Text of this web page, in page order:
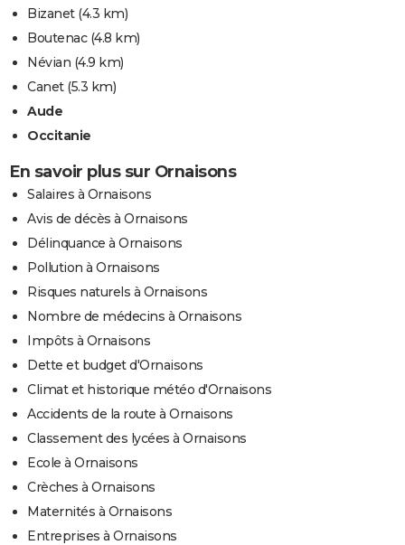
Bizanet(4.3 km)
Boutenac(4.8 km)
Névian (4.9 km)
Canet(5.3 km)
Aude
Occitanie
En savoir plus sur Ornaisons
Salaires à Ornaisons
Avis de décès à Ornaisons
Délinquance à Ornaisons
Pollution à Ornaisons
Risques naturels à Ornaisons
Nombre de médecins à Ornaisons
Impôts à Ornaisons
Dette et budget d'Ornaisons
Climat et historique météo d'Ornaisons
Accidents de la route à Ornaisons
Classement des lycées à Ornaisons
Ecole à Ornaisons
Crèches à Ornaisons
Maternités à Ornaisons
Entreprises à Ornaisons